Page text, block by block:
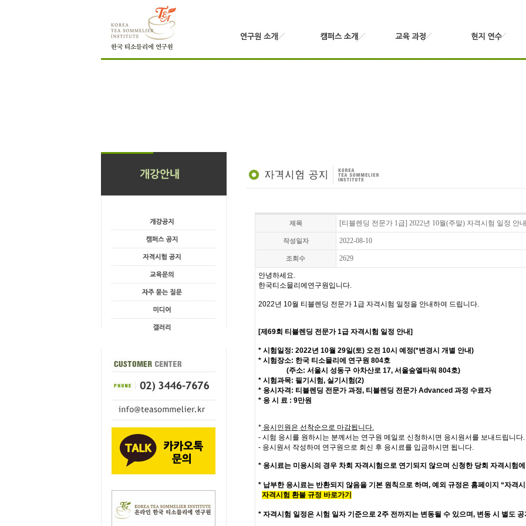
제목 [티블렌딩 전문가 1급] 2022년 10월(주말) 자격시험 일정 안내
작성일자 2022-08-10
조회수 2629
안녕하세요.
한국티소믈리에연구원입니다.
2022년 10월 티블렌딩 전문가 1급 자격시험 일정을 안내하여 드립니다.
[제69회 티블렌딩 전문가1급 자격시험 일정 안내]
* 시험일정: 2022년 10월 29일(토) 오전 10시 예정(*변경시 개별 안내)
* 시험장소: 한국 티소믈리에 연구원 804호
(주소: 서울시 성동구 아차산로 17, 서울숲엘타워 804호)
* 시험과목: 필기시험, 실기시험(2)
* 응시자격 : 티블렌딩 전문가 과정, 티블렌딩 전문가 Advanced 과정 수료자
* 응 시 료 : 9만원
* 응시인원은 선착순으로 마감됩니다.
- 시험 응시를 원하시는 분께서는 연구원 메일로 신청하시면 응시원서를 보내드립니다.
- 응시원서 작성하여 연구원으로 회신 후 응시료를 입금하시면 됩니다.
* 응시료는 미응시의 경우 차회 자격시험으로 연기되지 않으며 신청한 당회 자격시험
* 납부한 응시료는 반환되지 않음을 기본 원칙으로 하며, 예외 규정은 홈페이지 “자격
자격시험 환불 규정 바로가기
* 자격시험 일정은 시험 일자 기준으로 2주 전까지는 변동될 수 있으며, 변동 시 별도